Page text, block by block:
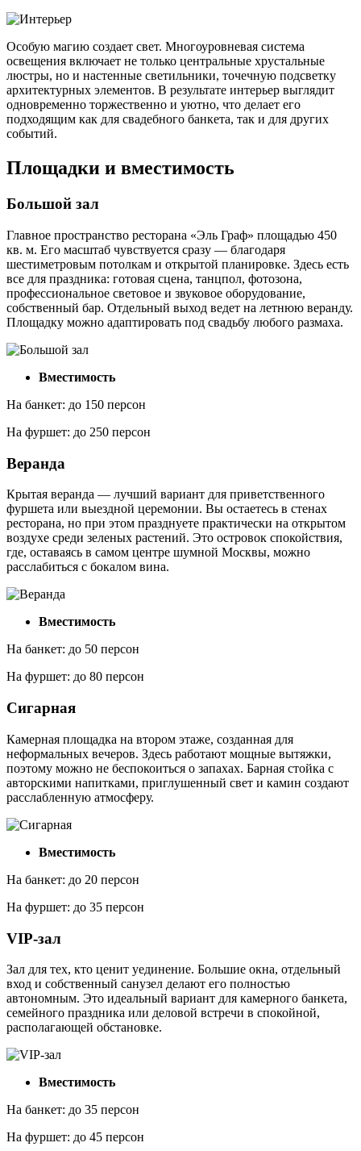
Особую магию создает свет. Многоуровневая система
освещения включает не только центральные хрустальные
люстры, но и настенные светильники, точечную подсветку
архитектурных элементов. В результате интерьер выглядит
одновременно торжественно и уютно, что делает его
подходящим как для свадебного банкета, так и для других
событий.
Площадки и вместимость
Большой зал
Главное пространство ресторана «Эль Граф» площадью 450
кв. м. Его масштаб чувствуется сразу — благодаря
шестиметровым потолкам и открытой планировке. Здесь есть
все для праздника: готовая сцена, танцпол, фотозона,
профессиональное световое и звуковое оборудование,
собственный бар. Отдельный выход ведет на летнюю веранду.
Площадку можно адаптировать под свадьбу любого размаха.
Вместимость
На банкет: до 150 персон
На фуршет: до 250 персон
Веранда
Крытая веранда — лучший вариант для приветственного
фуршета или выездной церемонии. Вы остаетесь в стенах
ресторана, но при этом празднуете практически на открытом
воздухе среди зеленых растений. Это островок спокойствия,
где, оставаясь в самом центре шумной Москвы, можно
расслабиться с бокалом вина.
Вместимость
На банкет: до 50 персон
На фуршет: до 80 персон
Сигарная
Камерная площадка на втором этаже, созданная для
неформальных вечеров. Здесь работают мощные вытяжки,
поэтому можно не беспокоиться о запахах. Барная стойка с
авторскими напитками, приглушенный свет и камин создают
расслабленную атмосферу.
Вместимость
На банкет: до 20 персон
На фуршет: до 35 персон
VIP-зал
Зал для тех, кто ценит уединение. Большие окна, отдельный
вход и собственный санузел делают его полностью
автономным. Это идеальный вариант для камерного банкета,
семейного праздника или деловой встречи в спокойной,
располагающей обстановке.
Вместимость
На банкет: до 35 персон
На фуршет: до 45 персон